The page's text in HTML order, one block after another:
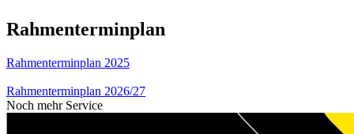
Rahmenterminplan
Rahmenterminplan 2025
Rahmenterminplan 2026/27
Noch mehr Service